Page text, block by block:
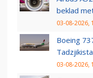
beklad
03-08-2026,
Boeing
03-08-2026,